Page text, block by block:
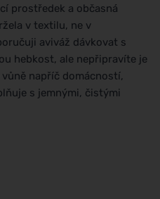
prostředek a občasná
v textilu, ne v
aviváž dávkovat s
hebkost, ale nepřipravíte je
napříč domácností,
s jemnými, čistými